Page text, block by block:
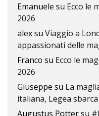
Emanuele su Ecco le
2026
alexsu Viaggio a
appassionati delle
Franco su Ecco le
2026
Giuseppe su La
italiana, Legea
Augustus Pottersu